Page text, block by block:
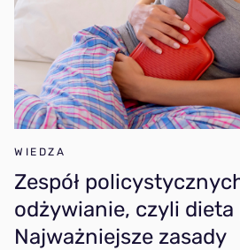
WIEDZA
Zespół
odżywianie, czyli dieta
Najważniejsze zasady